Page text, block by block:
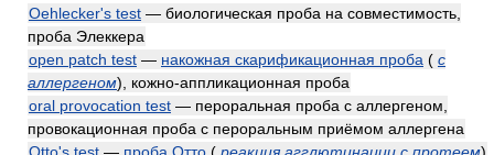
Oehlecker's test — биологическая проба на совместимость,
проба Элеккера
open patch test — накожная скарификационная проба ( с
аллергеном) , кожно-аппликационная проба
oral provocation test — пероральная проба с аллергеном,
провокационная проба с пероральным приёмом аллергена
Otto's test — проба Отто ( реакция агглютинации с протеем)